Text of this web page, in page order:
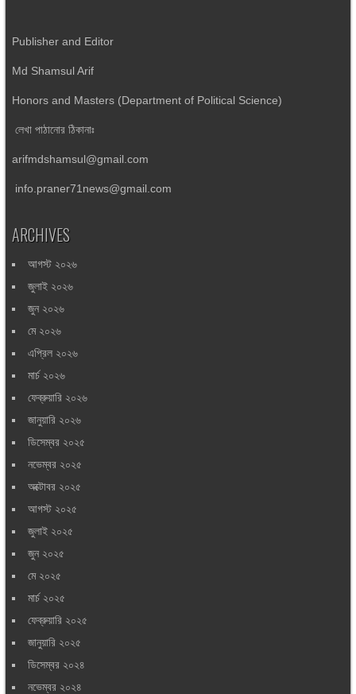
Publisher and Editor
Md Shamsul Arif
Honors and Masters (Department of Political Science)
লেখা পাঠানোর ঠিকানাঃ
arifmdshamsul@gmail.com
info.praner71news@gmail.com
ARCHIVES
আগস্ট ২০২৬
জুলাই ২০২৬
জুন ২০২৬
মে ২০২৬
এপ্রিল ২০২৬
মার্চ ২০২৬
ফেব্রুয়ারি ২০২৬
জানুয়ারি ২০২৬
ডিসেম্বর ২০২৫
নভেম্বর ২০২৫
অক্টোবর ২০২৫
আগস্ট ২০২৫
জুলাই ২০২৫
জুন ২০২৫
মে ২০২৫
মার্চ ২০২৫
ফেব্রুয়ারি ২০২৫
জানুয়ারি ২০২৫
ডিসেম্বর ২০২৪
নভেম্বর ২০২৪